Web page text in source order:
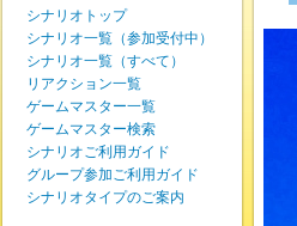
シナリオトップ
シナリオ一覧（参加受付中）
シナリオ一覧（すべて）
リアクション一覧
ゲームマスター一覧
ゲームマスター検索
シナリオご利用ガイド
グループ参加ご利用ガイド
シナリオタイプのご案内